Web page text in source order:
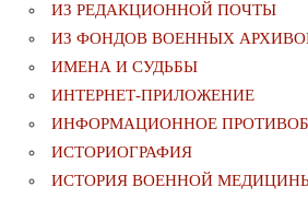
ИЗ РЕДАКЦИОННОЙ ПОЧТЫ
ИЗ ФОНДОВ ВОЕННЫХ
ИМЕНА И СУДЬБЫ
ИНТЕРНЕТ-ПРИЛОЖЕНИЕ
ИНФОРМАЦИОННОЕ
ИСТОРИОГРАФИЯ
ИСТОРИЯ ВОЕННОЙ